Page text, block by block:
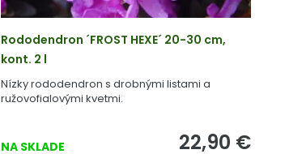
Rododendron ´FROST HEXE´ 20-30 cm,
kont. 2 l
Nízky rododendron s drobnými listami a
ružovofialovými kvetmi.
NA SKLADE 22,90 €